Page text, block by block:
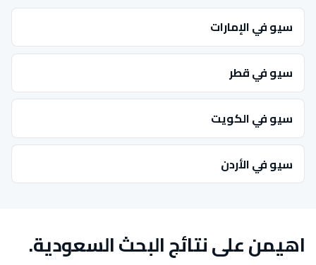
سيو في الإمارات
سيو في قطر
سيو في الكويت
سيو في الأردن
اهيمن على نتائج البحث السعودية.